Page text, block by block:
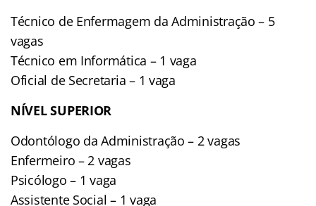
Técnico de Enfermagem da Administração – 5
vagas
Técnico em Informática – 1 vaga
Oficial de Secretaria – 1 vaga
NÍVEL SUPERIOR
Odontólogo da Administração – 2 vagas
Enfermeiro – 2 vagas
Psicólogo – 1 vaga
Assistente Social – 1 vaga